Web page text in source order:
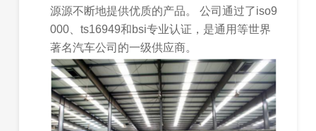
源源不断地提供优质的产品。 公司通过了iso9
000、ts16949和bsi专业认证，是通用等世界
著名汽车公司的一级供应商。